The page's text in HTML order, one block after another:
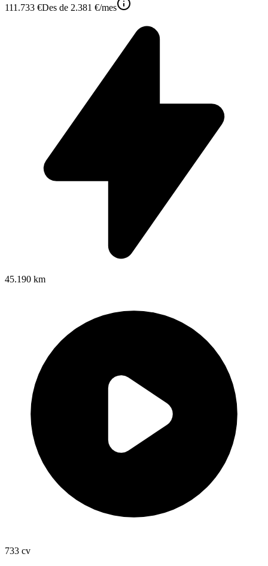
111.733 €Des de 2.381 €/mes
45.190 km
733 cv